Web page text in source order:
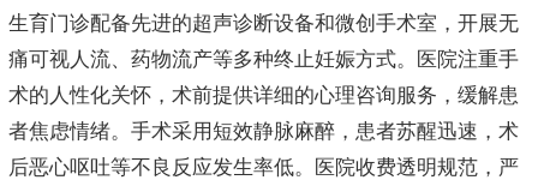
生育门诊配备先进的超声诊断设备和微创手术室，开展无
痛可视人流、药物流产等多种终止妊娠方式。医院注重手
术的人性化关怀，术前提供详细的心理咨询服务，缓解患
者焦虑情绪。手术采用短效静脉麻醉，患者苏醒迅速，术
后恶心呕吐等不良反应发生率低。医院收费透明规范，严